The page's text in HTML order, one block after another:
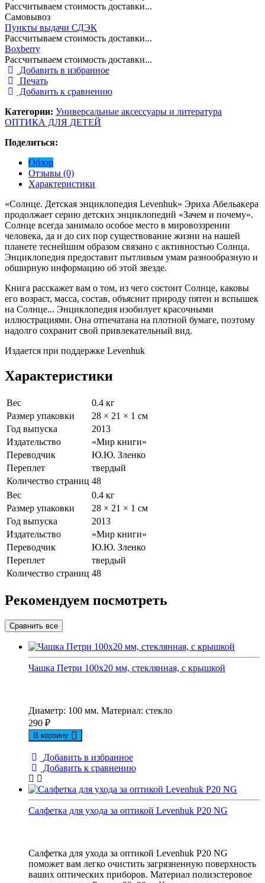
Рассчитываем стоимость доставки...
Самовывоз
Пункты выдачи СДЭК
Рассчитываем стоимость доставки...
Boxberry
Рассчитываем стоимость доставки...
Добавить в избранное
Печать
Добавить к сравнению
Категории: Универсальные аксессуары и литература
ОПТИКА ДЛЯ ДЕТЕЙ
Поделиться:
Обзор
Отзывы (0)
Характеристики
«Солнце. Детская энциклопедия Levenhuk» Эриха Абельакера
продолжает серию детских энциклопедий «Зачем и почему».
Солнце всегда занимало особое место в мировоззрении
человека, да и до сих пор существование жизни на нашей
планете теснейшим образом связано с активностью Солнца.
Энциклопедия предоставит пытливым умам разнообразную и
обширную информацию об этой звезде.
Книга расскажет вам о том, из чего состоит Солнце, каковы
его возраст, масса, состав, объяснит природу пятен и вспышек
на Солнце... Энциклопедия изобилует красочными
иллюстрациями. Она отпечатана на плотной бумаге, поэтому
надолго сохранит свой привлекательный вид.
Издается при поддержке Levenhuk
Характеристики
Вес
0.4 кг
Размер упаковки
28 × 21 × 1 см
Год выпуска
2013
Издательство
«Мир книги»
Переводчик
Ю.Ю. Зленко
Переплет
твердый
Количество страниц 48
Вес
0.4 кг
Размер упаковки
28 × 21 × 1 см
Год выпуска
2013
Издательство
«Мир книги»
Переводчик
Ю.Ю. Зленко
Переплет
твердый
Количество страниц 48
Рекомендуем посмотреть
Чашка Петри 100х20 мм, стеклянная, с крышкой
Диаметр: 100 мм. Материал: стекло
290 ₽
В корзину
Добавить в избранное
Добавить к сравнению
Салфетка для ухода за оптикой Levenhuk P20 NG
Салфетка для ухода за оптикой Levenhuk P20 NG
поможет вам легко очистить загрязненную поверхность
ваших оптических приборов. Материал полиэстеровое